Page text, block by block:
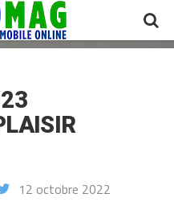
12 octobre 2022